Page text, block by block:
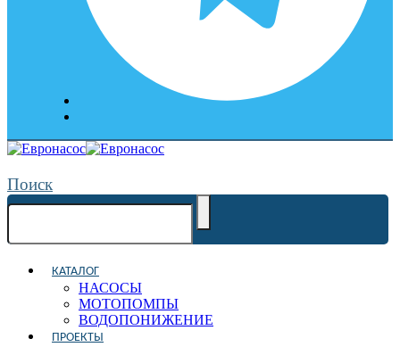
Поиск
КАТАЛОГ
НАСОСЫ
МОТОПОМПЫ
ВОДОПОНИЖЕНИЕ
ПРОЕКТЫ